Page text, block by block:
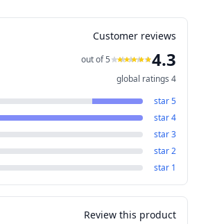
Customer reviews
4.3
out of 5
4
global ratings
5
star
4
star
3
star
2
star
1
star
Review this product